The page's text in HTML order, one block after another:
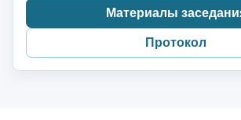
Материалы
Протокол